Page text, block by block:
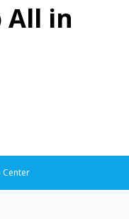
All in